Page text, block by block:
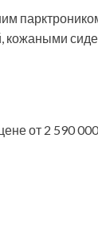
кожаными
от 2 590